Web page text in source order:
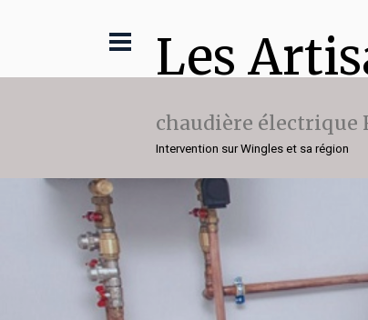
Les
chaudière électrique
Intervention sur Wingles et sa région